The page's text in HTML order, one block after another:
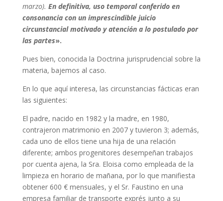
marzo). En definitiva, uso temporal conferido en
consonancia con un imprescindible juicio
circunstancial motivado y atención a lo postulado por
las partes».
Pues bien, conocida la Doctrina jurisprudencial sobre la
materia, bajemos al caso.
En lo que aquí interesa, las circunstancias fácticas eran
las siguientes:
El padre, nacido en 1982 y la madre, en 1980,
contrajeron matrimonio en 2007 y tuvieron 3; además,
cada uno de ellos tiene una hija de una relación
diferente; ambos progenitores desempeñan trabajos
por cuenta ajena, la Sra. Eloisa como empleada de la
limpieza en horario de mañana, por lo que manifiesta
obtener 600 € mensuales, y el Sr. Faustino en una
empresa familiar de transporte exprés junto a su